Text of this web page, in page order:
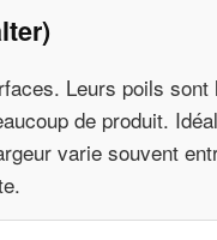
Leurs poils
de produit.
varie souvent